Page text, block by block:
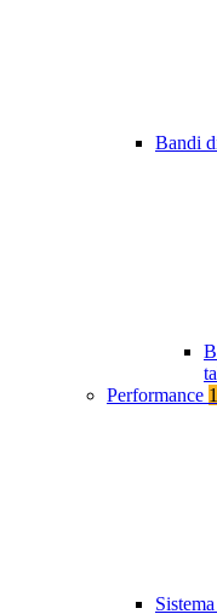
Bandi
Performance